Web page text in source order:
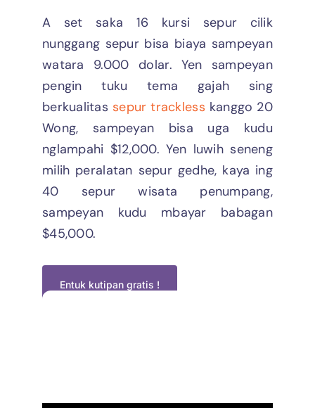
A set saka 16 kursi sepur cilik
nunggang sepur bisa biaya sampeyan
watara 9.000 dolar. Yen sampeyan
pengin tuku tema gajah sing
berkualitas sepur trackless kanggo 20
Wong, sampeyan bisa uga kudu
nglampahi $12,000. Yen luwih seneng
milih peralatan sepur gedhe, kaya ing
40 sepur wisata penumpang,
sampeyan kudu mbayar babagan
$45,000.
Entuk kutipan gratis !